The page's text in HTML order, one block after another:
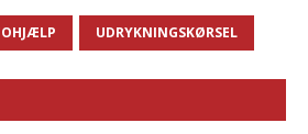
UDRYKNINGSKØRSEL